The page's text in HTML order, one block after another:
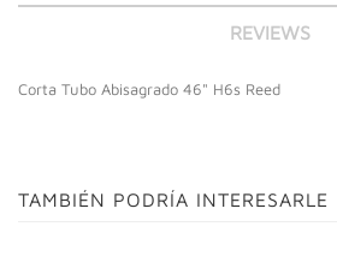
REVIEWS
Corta Tubo Abisagrado 46" H6s Reed
TAMBIÉN PODRÍA INTERESARLE